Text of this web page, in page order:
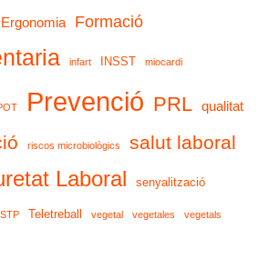
Ergonomia Formació
infart INSST miocardi
Prevenció PRL qualitat
riscos microbiològics salut laboral
Laboral senyalització
STP Teletreball vegetal vegetales vegetals